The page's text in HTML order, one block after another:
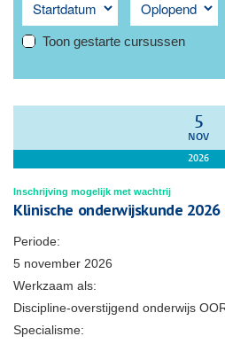
Toon gestarte cursussen
5
NOV
2026
Inschrijving mogelijk met wachtrij
Klinische onderwijskunde 2026
Periode:
5 november 2026
Werkzaam als:
Discipline-overstijgend onderwijs
Specialisme: